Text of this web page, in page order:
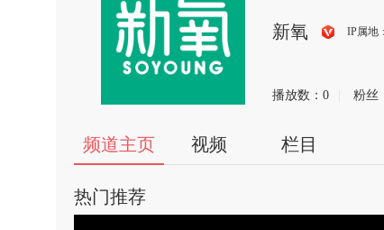
新氧
狐
IP属地
播放数： 0 粉丝
频道主页 视频 栏目
热门推荐